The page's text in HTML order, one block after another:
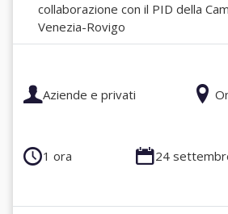
collaborazione con il PID della
Venezia-Rovigo
Aziende e privati
1 ora 24